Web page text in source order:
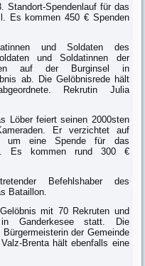
Standort-Spendenlauf für das
Es kommen 450 € Spenden
und Soldaten des
und Soldatinnen der
auf der Burginsel in
ab. Die Gelöbnisrede hält
Rekrutin Julia
Löber feiert seinen 2000sten
Er verzichtet auf
um eine Spende für das
Es kommen rund 300 €
Befehlshaber des
Bataillon.
mit 70 Rekruten und
Ganderkesee statt. Die
der Gemeinde
Brenta hält ebenfalls eine